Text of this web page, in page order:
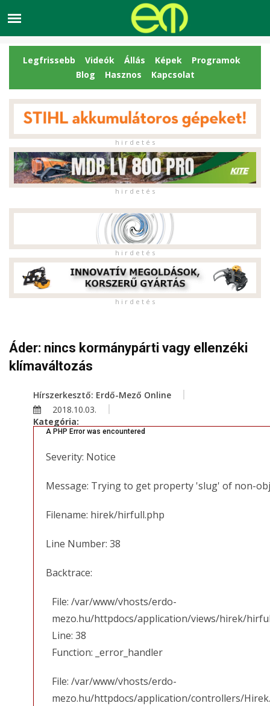
Legfrissebb Videók Állás Képek
Programok
Blog
Hasznos Kapcsolat
h i r d e t é s
h i r d e t é s
h i r d e t é s
h i r d e t é s
Áder: nincs kormánypárti vagy ellenzéki
klímaváltozás
Hírszerkesztő: Erdő-Mező Online
2018.10.03.
Kategória:
A PHP Error was encountered
Severity: Notice
Message: Trying to get property 'slug' of non-
Filename: hirek/hirfull.php
Line Number: 38
Backtrace:
File: /var/www/vhosts/erdo-
mezo.hu/httpdocs/application/views/hirek/
Line: 38
Function: _error_handler
File: /var/www/vhosts/erdo-
mezo.hu/httpdocs/application/controllers/